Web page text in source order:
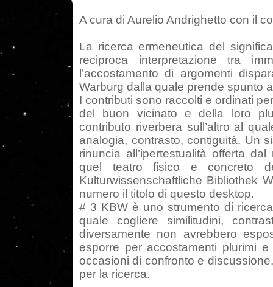
A cura di Aurelio Andrighetto con il
La ricerca ermeneutica del
reciproca interpretazione tra
l’accostamento di argomenti
Warburg dalla quale prende spunto
I contributi sono raccolti e ordinati
del buon vicinato e della loro
contributo riverbera sull’altro al
analogia, contrasto, contiguità. Un
rinuncia all’ipertestualità offerta
quel teatro fisico e concreto
Kulturwissenschaftliche Bibliothek
numero il titolo di questo desktop.
# 3 KBW è uno strumento di
quale cogliere similitudini,
diversamente non avrebbero
esporre per accostamenti plurimi
occasioni di confronto e
per la ricerca.